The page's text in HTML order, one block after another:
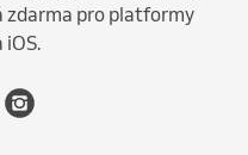
zdarma pro platformy
iOS.